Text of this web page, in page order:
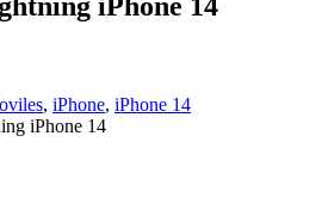
iPhone 14
, iPhone, iPhone 14
iPhone 14